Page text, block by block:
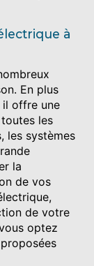
à
En plus
offre une
les
les systèmes
la
de vos
de votre
optez